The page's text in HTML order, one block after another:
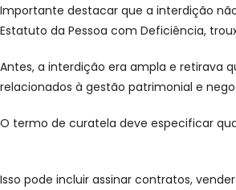
Importante destacar que a interdição
Estatuto da Pessoa com Deficiência,
Antes, a interdição era ampla e retirava
relacionados à gestão patrimonial e
O termo de curatela deve especificar
Isso pode incluir assinar contratos,